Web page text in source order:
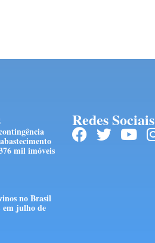
mil imóveis
no Brasil
em julho de
Redes Sociais